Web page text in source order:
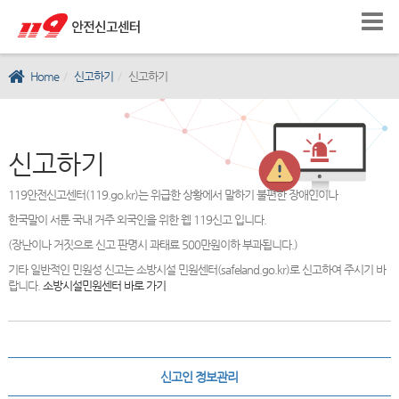
Home 신고하기 신고하기
신고하기
119안전신고센터(119.go.kr)는 위급한 상황에서 말하기 불편한 장애인이나
한국말이 서툰 국내 거주 외국인을 위한 웹 119신고 입니다.
(장난이나 거짓으로 신고 판명시 과태료 500만원이하 부과됩니다.)
기타 일반적인 민원성 신고는 소방시설 민원센터(safeland.go.kr)로 신고하여 주시기 바
랍니다. 소방시설민원센터 바로 가기
신고인 정보관리